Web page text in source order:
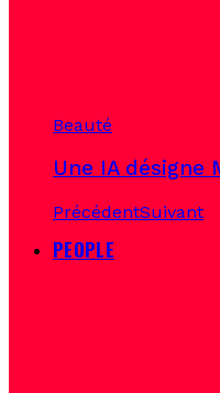
Beauté
Une IA désigne
PrécédentSuivant
PEOPLE